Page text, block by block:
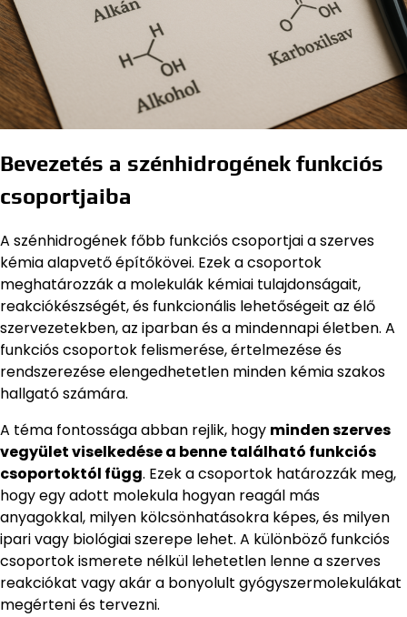
Bevezetés a szénhidrogének funkciós
csoportjaiba
A szénhidrogének főbb funkciós csoportjai a szerves
kémia alapvető építőkövei. Ezek a csoportok
meghatározzák a molekulák kémiai tulajdonságait,
reakciókészségét, és funkcionális lehetőségeit az élő
szervezetekben, az iparban és a mindennapi életben. A
funkciós csoportok felismerése, értelmezése és
rendszerezése elengedhetetlen minden kémia szakos
hallgató számára.
A téma fontossága abban rejlik, hogy minden szerves
vegyület viselkedése a benne található funkciós
csoportoktól függ. Ezek a csoportok határozzák meg,
hogy egy adott molekula hogyan reagál más
anyagokkal, milyen kölcsönhatásokra képes, és milyen
ipari vagy biológiai szerepe lehet. A különböző funkciós
csoportok ismerete nélkül lehetetlen lenne a szerves
reakciókat vagy akár a bonyolult gyógyszermolekulákat
megérteni és tervezni.